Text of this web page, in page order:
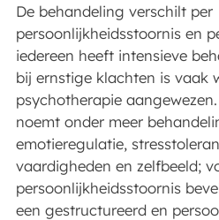
De behandeling verschilt per
persoonlijkheidsstoornis en
iedereen heeft intensieve
bij ernstige klachten is vaak
psychotherapie
noemt onder meer
emotieregulatie,
vaardigheden en zelfbeeld;
persoonlijkheidsstoornis
een gestructureerd en